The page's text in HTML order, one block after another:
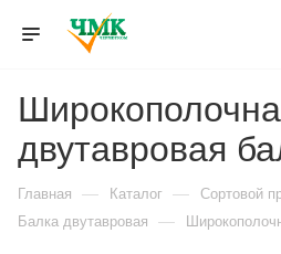
двутавровая
Главная — Каталог — Сортовой
Балка двутавровая —